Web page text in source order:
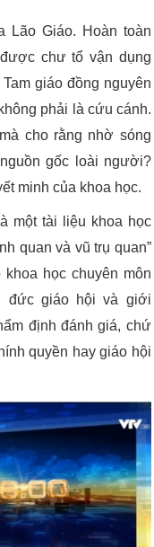
Lão Giáo. Hoàn toàn
chư tổ vận dụng
giáo đồng nguyên
phải là cứu cánh.
cho rằng nhờ sóng
gốc loài người?
minh của khoa học.
một tài liệu khoa học
quan và vũ trụ quan”
học chuyên môn
đức giáo hội và giới
định đánh giá, chứ
quyền hay giáo hội